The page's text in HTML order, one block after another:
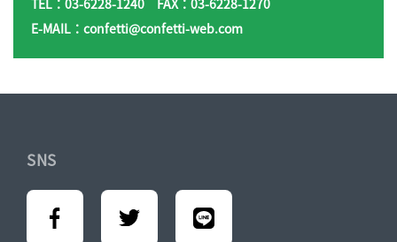
E-MAIL：confetti@confetti-web.com
SNS